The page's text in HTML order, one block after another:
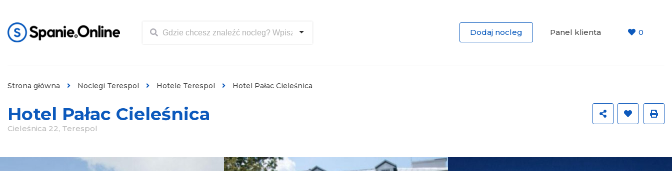
Dodaj nocleg Panel klienta 0
Strona główna Noclegi Terespol Hotele Terespol Hotel Pałac Cieleśnica
Hotel Pałac Cieleśnica
Cieleśnica 22, Terespol